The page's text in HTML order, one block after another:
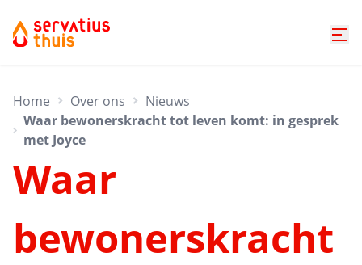
Home Over ons
Nieuws
Waar bewonerskracht tot leven komt: in gesprek
met Joyce
Waar
bewonerskracht